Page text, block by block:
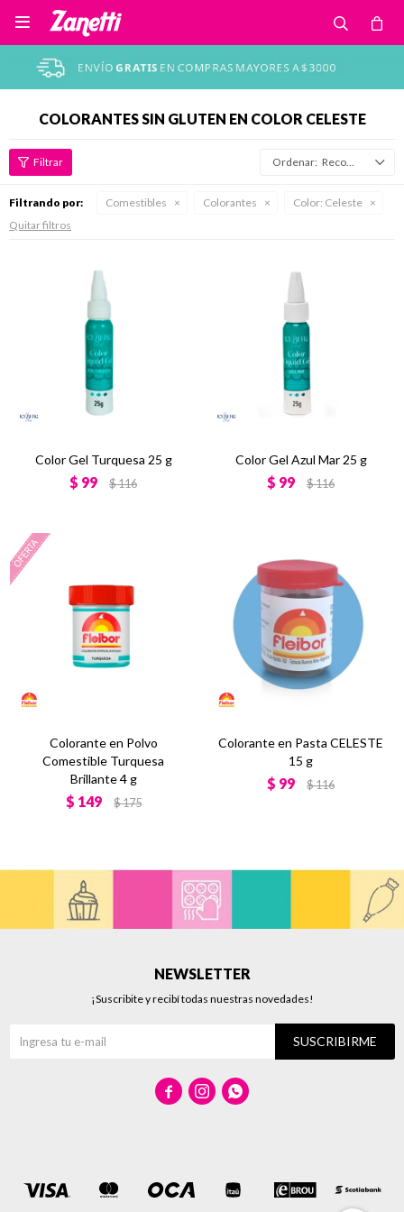

COLORANTES SIN GLUTEN EN COLOR CELESTE
Recomendados
Filtrando por: Comestibles Colorantes Color: Celeste
Quitar filtros
Color Gel Turquesa 25 g
$ 99 $116
Color Gel Azul Mar 25 g
$ 99 $116
Colorante en Polvo
Comestible Turquesa
Brillante 4 g
$ 149 $175
Colorante en Pasta CELESTE
15 g
$ 99 $116
NEWSLETTER
¡Suscribite y recibí todas nuestras novedades!
SUSCRIBIRME
  